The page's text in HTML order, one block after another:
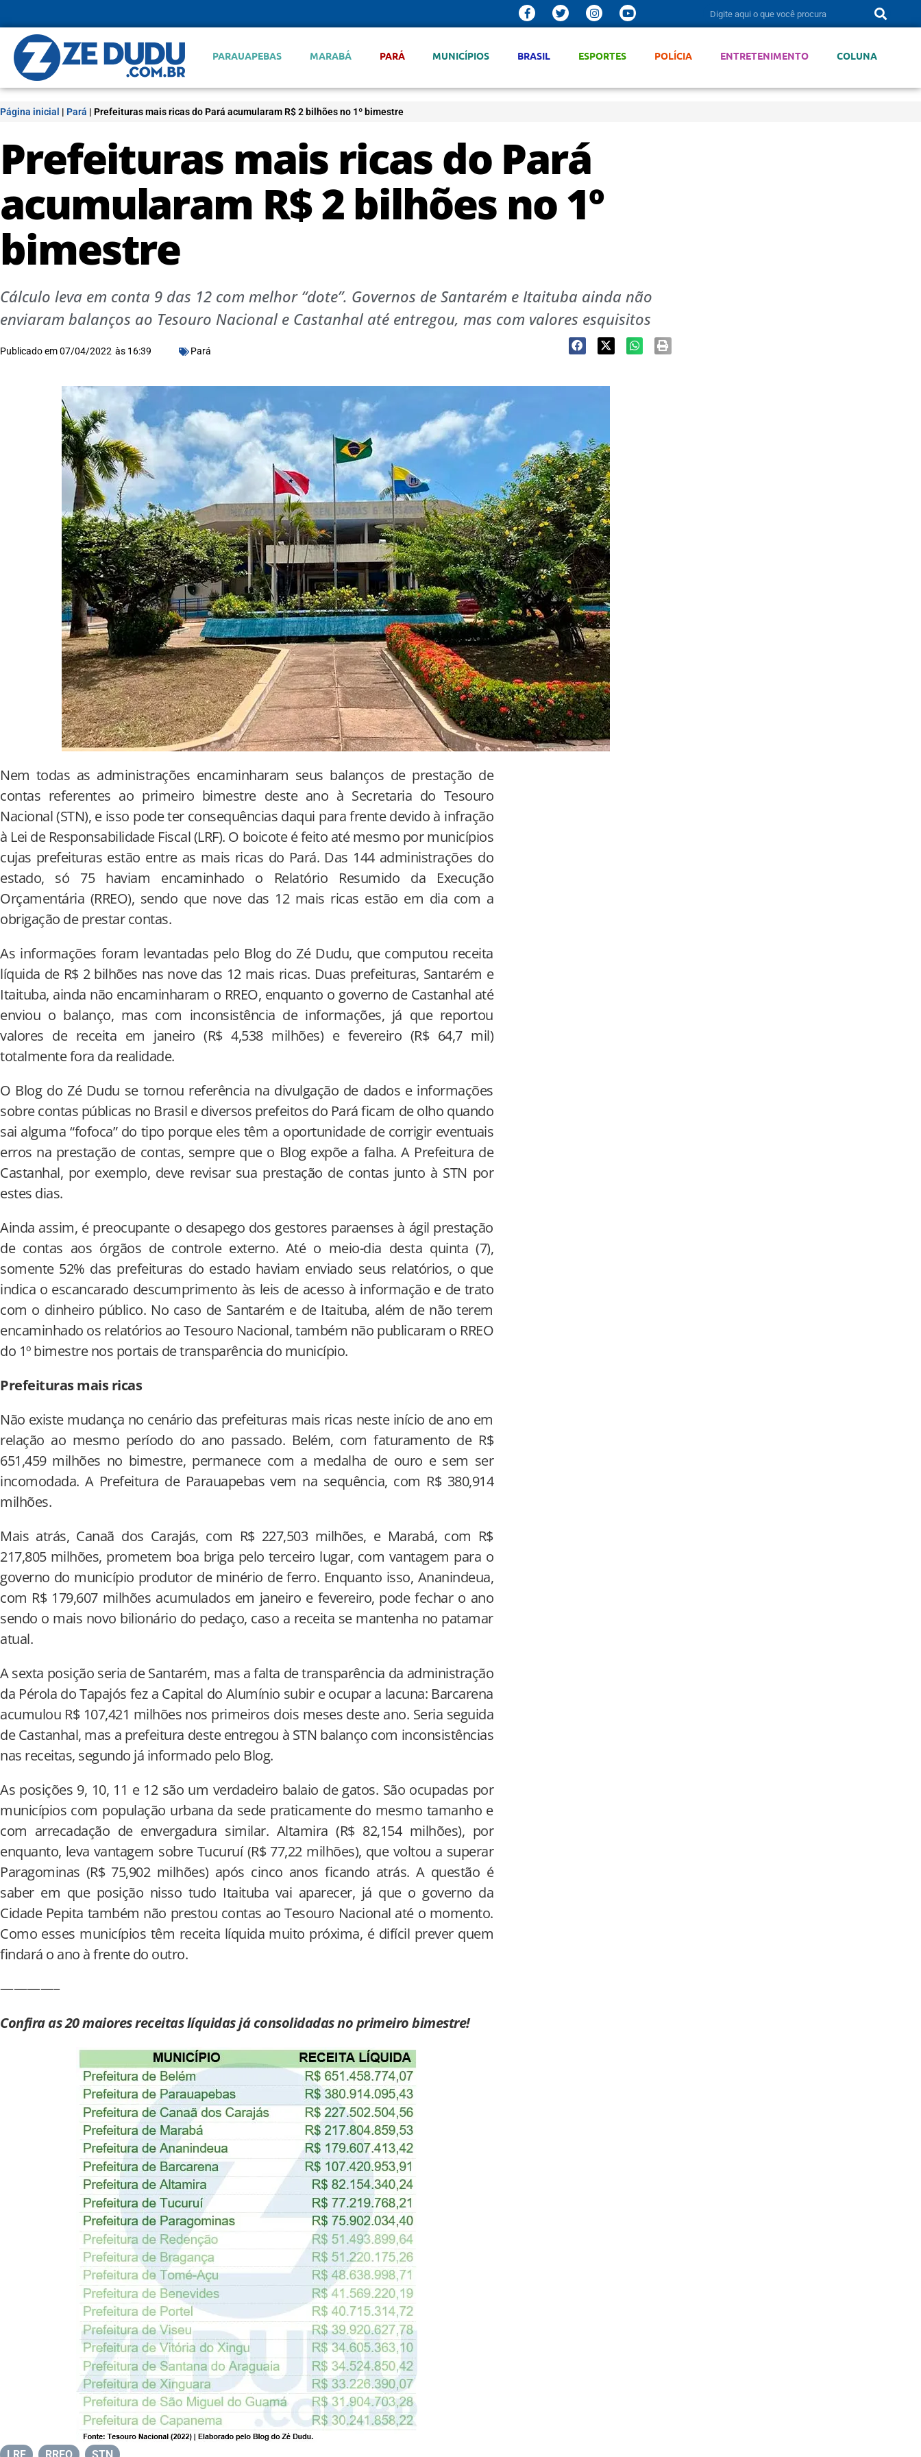
PARAUAPEBAS MARABÁ PARÁ MUNICÍPIOS BRASIL ESPORTES POLÍCIA ENTRETENIMENTO COLUNA
Página inicial | Pará | Prefeituras mais ricas do Pará acumularam R$ 2 bilhões no 1º bimestre
Prefeituras mais ricas do Pará
acumularam R$ 2 bilhões no 1º
bimestre
Cálculo leva em conta 9 das 12 com melhor “dote”. Governos de Santarém e Itaituba ainda não
enviaram balanços ao Tesouro Nacional e Castanhal até entregou, mas com valores esquisitos
Publicado em07/04/2022 às 16:39 Pará
Nem todas as administrações encaminharam seus balanços de prestação de
contas referentes ao primeiro bimestre deste ano à Secretaria do Tesouro
Nacional (STN), e isso pode ter consequências daqui para frente devido à infração
à Lei de Responsabilidade Fiscal (LRF). O boicote é feito até mesmo por municípios
cujas prefeituras estão entre as mais ricas do Pará. Das 144 administrações do
estado, só 75 haviam encaminhado o Relatório Resumido da Execução
Orçamentária (RREO), sendo que nove das 12 mais ricas estão em dia com a
obrigação de prestar contas.
As informações foram levantadas pelo Blog do Zé Dudu, que computou receita
líquida de R$ 2 bilhões nas nove das 12 mais ricas. Duas prefeituras, Santarém e
Itaituba, ainda não encaminharam o RREO, enquanto o governo de Castanhal até
enviou o balanço, mas com inconsistência de informações, já que reportou
valores de receita em janeiro (R$ 4,538 milhões) e fevereiro (R$ 64,7 mil)
totalmente fora da realidade.
O Blog do Zé Dudu se tornou referência na divulgação de dados e informações
sobre contas públicas no Brasil e diversos prefeitos do Pará ficam de olho quando
sai alguma “fofoca” do tipo porque eles têm a oportunidade de corrigir eventuais
erros na prestação de contas, sempre que o Blog expõe a falha. A Prefeitura de
Castanhal, por exemplo, deve revisar sua prestação de contas junto à STN por
estes dias.
Ainda assim, é preocupante o desapego dos gestores paraenses à ágil prestação
de contas aos órgãos de controle externo. Até o meio-dia desta quinta (7),
somente 52% das prefeituras do estado haviam enviado seus relatórios, o que
indica o escancarado descumprimento às leis de acesso à informação e de trato
com o dinheiro público. No caso de Santarém e de Itaituba, além de não terem
encaminhado os relatórios ao Tesouro Nacional, também não publicaram o RREO
do 1º bimestre nos portais de transparência do município.
Prefeituras mais ricas
Não existe mudança no cenário das prefeituras mais ricas neste início de ano em
relação ao mesmo período do ano passado. Belém, com faturamento de R$
651,459 milhões no bimestre, permanece com a medalha de ouro e sem ser
incomodada. A Prefeitura de Parauapebas vem na sequência, com R$ 380,914
milhões.
Mais atrás, Canaã dos Carajás, com R$ 227,503 milhões, e Marabá, com R$
217,805 milhões, prometem boa briga pelo terceiro lugar, com vantagem para o
governo do município produtor de minério de ferro. Enquanto isso, Ananindeua,
com R$ 179,607 milhões acumulados em janeiro e fevereiro, pode fechar o ano
sendo o mais novo bilionário do pedaço, caso a receita se mantenha no patamar
atual.
A sexta posição seria de Santarém, mas a falta de transparência da administração
da Pérola do Tapajós fez a Capital do Alumínio subir e ocupar a lacuna: Barcarena
acumulou R$ 107,421 milhões nos primeiros dois meses deste ano. Seria seguida
de Castanhal, mas a prefeitura deste entregou à STN balanço com inconsistências
nas receitas, segundo já informado pelo Blog.
As posições 9, 10, 11 e 12 são um verdadeiro balaio de gatos. São ocupadas por
municípios com população urbana da sede praticamente do mesmo tamanho e
com arrecadação de envergadura similar. Altamira (R$ 82,154 milhões), por
enquanto, leva vantagem sobre Tucuruí (R$ 77,22 milhões), que voltou a superar
Paragominas (R$ 75,902 milhões) após cinco anos ficando atrás. A questão é
saber em que posição nisso tudo Itaituba vai aparecer, já que o governo da
Cidade Pepita também não prestou contas ao Tesouro Nacional até o momento.
Como esses municípios têm receita líquida muito próxima, é difícil prever quem
findará o ano à frente do outro.
————–
Confira as 20 maiores receitas líquidas já consolidadas no primeiro bimestre!